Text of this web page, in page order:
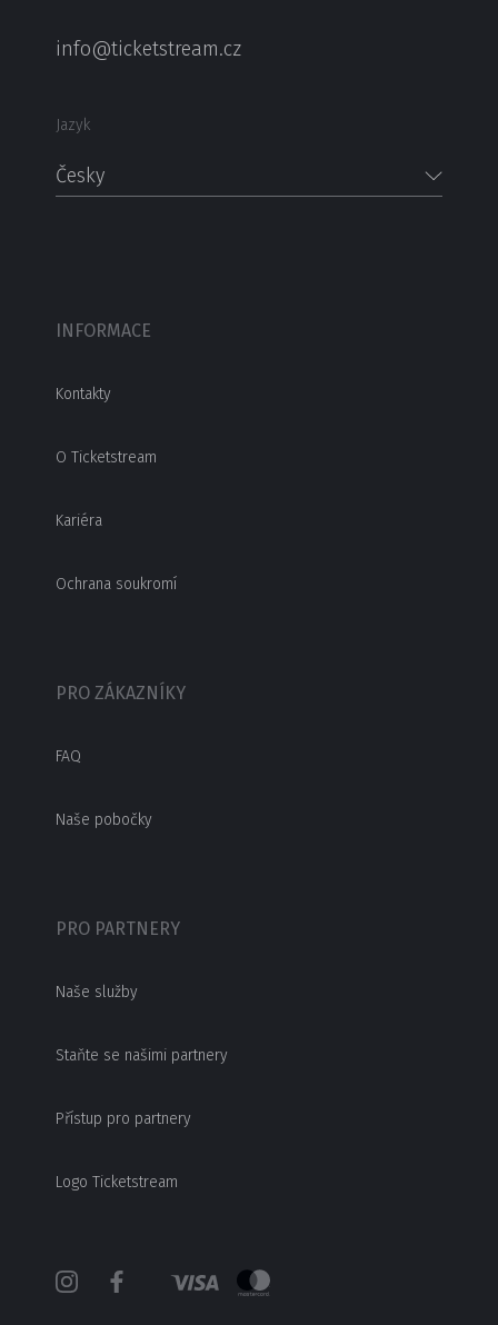
info@ticketstream.cz
Jazyk
Česky
INFORMACE
Kontakty
O Ticketstream
Kariéra
Ochrana soukromí
PRO ZÁKAZNÍKY
FAQ
Naše pobočky
PRO PARTNERY
Naše služby
Staňte se našimi partnery
Přístup pro partnery
Logo Ticketstream